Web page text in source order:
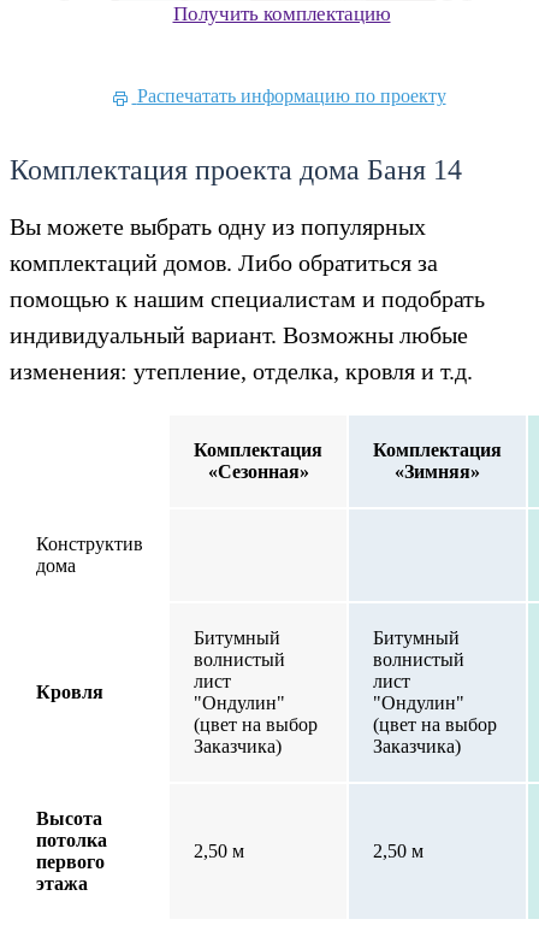
Получить комплектацию
Распечатать информацию по проекту
Комплектация проекта дома Баня 14
Вы можете выбрать одну из популярных
комплектаций домов. Либо обратиться за
помощью к нашим специалистам и подобрать
индивидуальный вариант. Возможны любые
изменения: утепление, отделка, кровля и т.д.
Комплектация
«Сезонная»
Комплектация
«Зимняя»
Конструктив
дома
Кровля
Битумный
волнистый
лист
"Ондулин"
(цвет на выбор
Заказчика)
Битумный
волнистый
лист
"Ондулин"
(цвет на выбор
Заказчика)
Высота
потолка
первого
этажа
2,50 м 2,50 м